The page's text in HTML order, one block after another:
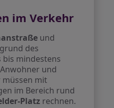
im Verkehr
und
des
bis mindestens
und
mit
im Bereich rund
Platz rechnen.